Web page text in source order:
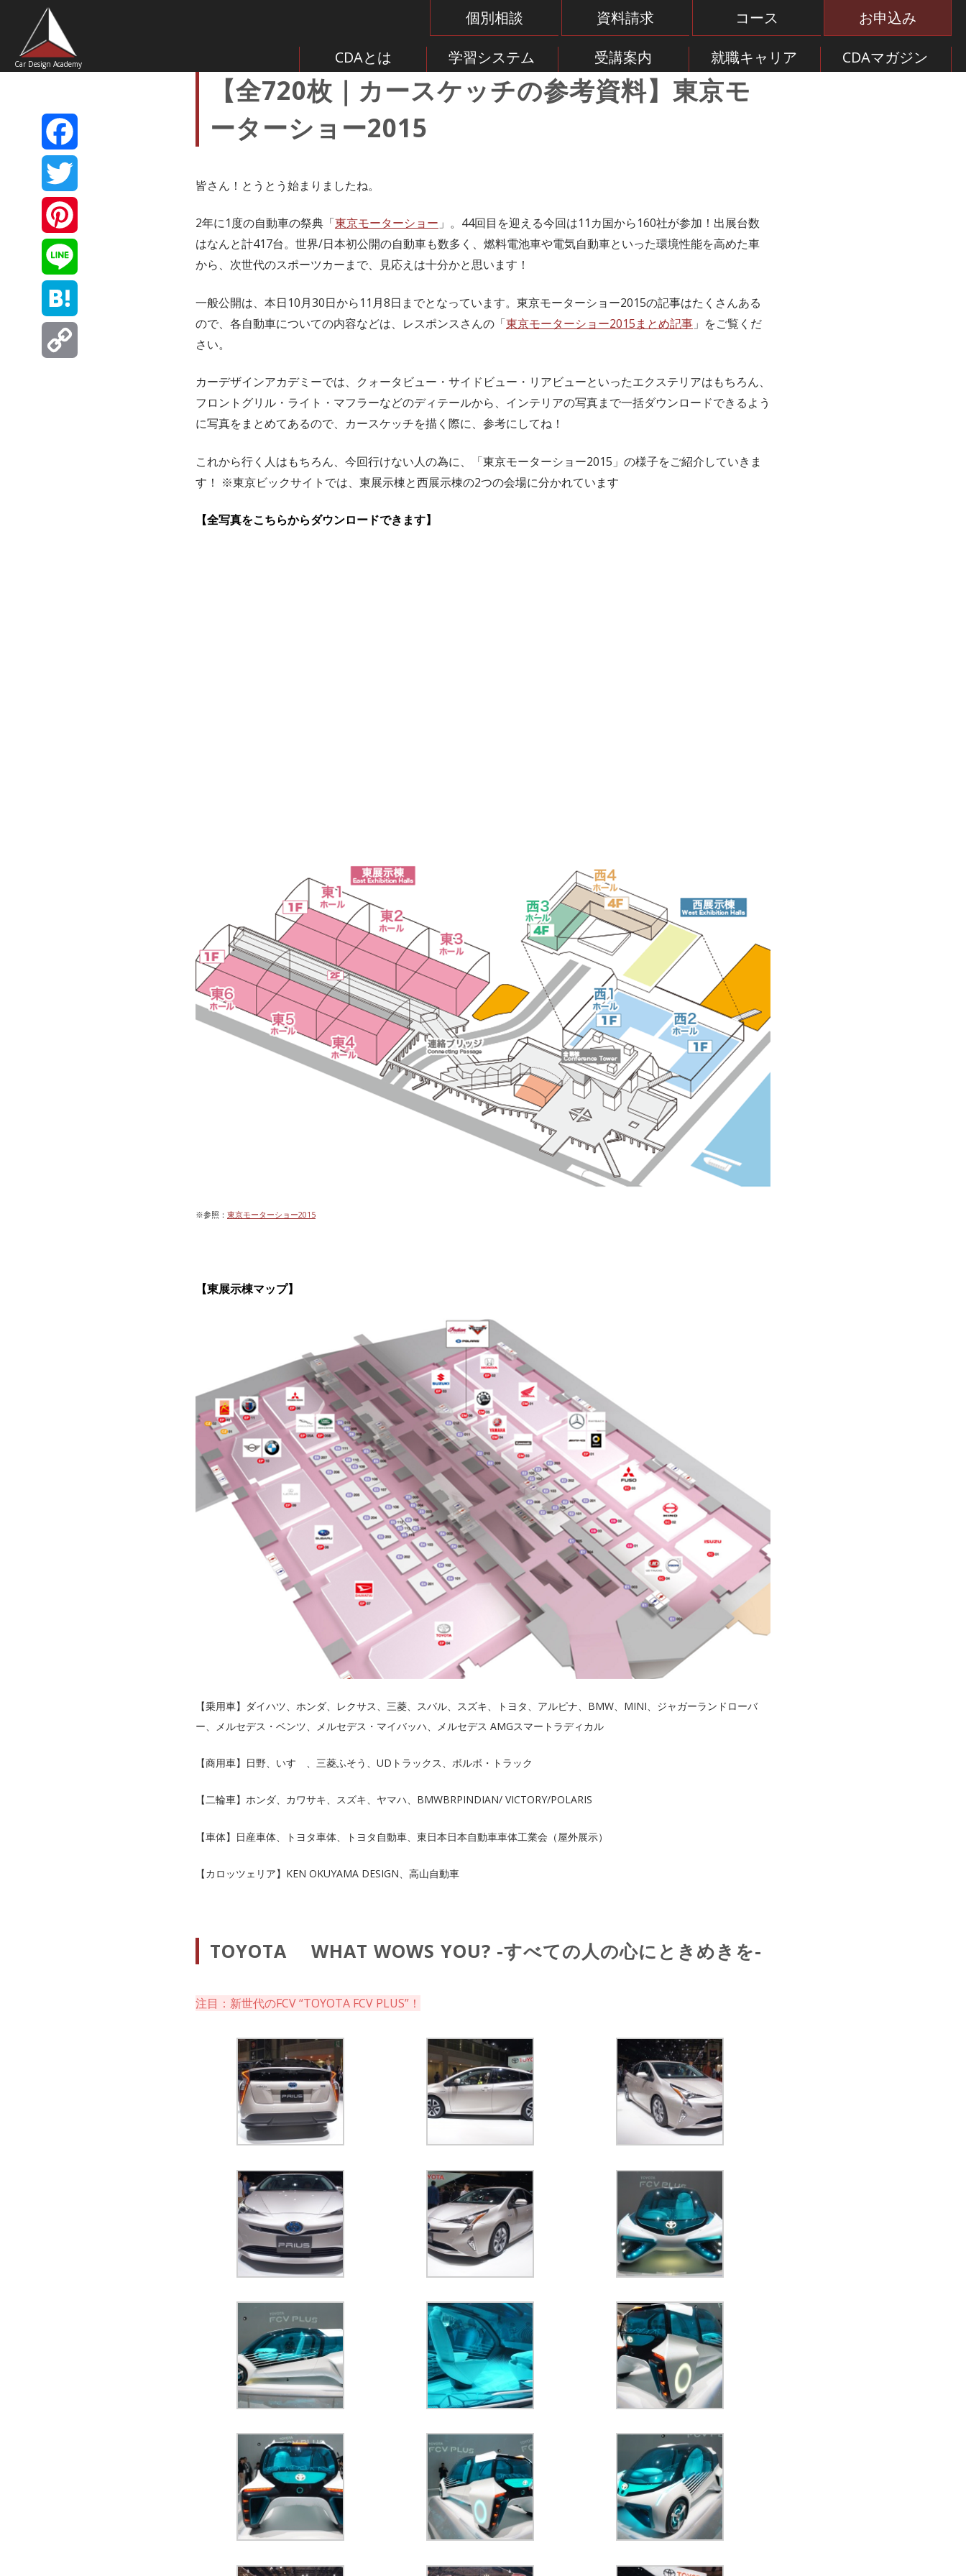
Car Design Academy
個別相談 資料請求 コース お申込み
CDAとは 学習システム 受講案内 就職キャリア CDAマガジン
【全720枚｜カースケッチの参考資料】東京モ
ーターショー2015
皆さん！とうとう始まりましたね。
2年に1度の自動車の祭典「東京モーターショー 」。44回目を迎える今回は11カ国から160社が参加！出展台数
はなんと計417台。世界/日本初公開の自動車も数多く、燃料電池車や電気自動車といった環境性能を高めた車
から、次世代のスポーツカーまで、見応えは十分かと思います！
一般公開は、本日10月30日から11月8日までとなっています。東京モーターショー2015の記事はたくさんある
ので、各自動車についての内容などは、レスポンスさんの「東京モーターショー2015まとめ記事 」をご覧くだ
さい。
カーデザインアカデミーでは、クォータビュー・サイドビュー・リアビューといったエクステリアはもちろん、
フロントグリル・ライト・マフラーなどのディテールから、インテリアの写真まで一括ダウンロードできるよう
に写真をまとめてあるので、カースケッチを描く際に、参考にしてね！
これから行く人はもちろん、今回行けない人の為に、「東京モーターショー2015」の様子をご紹介していきま
す！ ※東京ビックサイトでは、東展示棟と西展示棟の2つの会場に分かれています
【全写真をこちらからダウンロードできます】
※参照： 東京モーターショー2015
【東展示棟マップ】
【乗用車】ダイハツ、ホンダ、レクサス、三菱、スバル、スズキ、トヨタ、アルピナ、BMW、MINI、ジャガーランドローバ
ー、メルセデス・ベンツ、メルセデス・マイバッハ、メルセデス AMGスマートラディカル
【商用車】日野、いすゞ、三菱ふそう、UDトラックス、ボルボ・トラック
【二輪車】ホンダ、カワサキ、スズキ、ヤマハ、BMWBRPINDIAN/ VICTORY/POLARIS
【車体】日産車体、トヨタ車体、トヨタ自動車、東日本日本自動車車体工業会（屋外展示）
【カロッツェリア】KEN OKUYAMA DESIGN、高山自動車
TOYOTA WHAT WOWS YOU? -すべての人の心にときめきを-
注目：新世代のFCV “TOYOTA FCV PLUS”！
Facebook
Twitter
Pinterest
Line
Hatena